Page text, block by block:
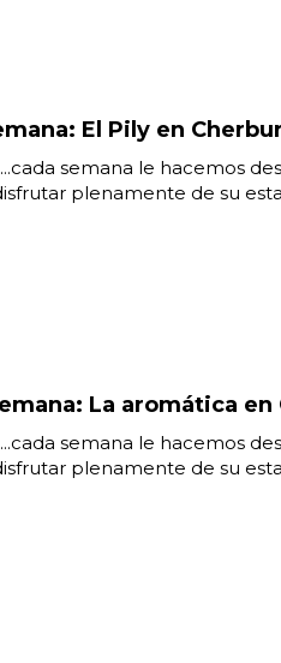
El Pily en
semana le hacemos
plenamente de su
La aromática en
semana le hacemos
plenamente de su